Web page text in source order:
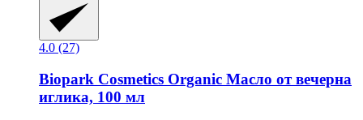
4.0 (27)
Biopark Cosmetics Organic Масло от вечерна
иглика, 100 мл